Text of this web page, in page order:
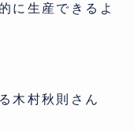
に生産できるよ
木村秋則さん